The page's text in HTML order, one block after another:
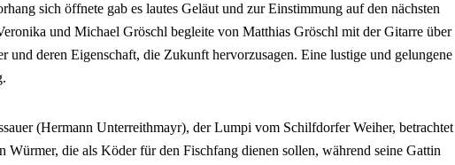
sich öffnete gab es lautes Geläut und zur Einstimmung auf den nächsten
und Michael Gröschl begleite von Matthias Gröschl mit der Gitarre über
und deren Eigenschaft, die Zukunft hervorzusagen. Eine lustige und gelungene
(Hermann Unterreithmayr), der Lumpi vom Schilfdorfer Weiher, betrachtet
Würmer, die als Köder für den Fischfang dienen sollen, während seine Gattin